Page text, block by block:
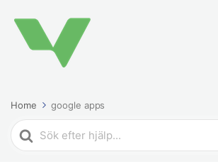
Home google apps
Search
For